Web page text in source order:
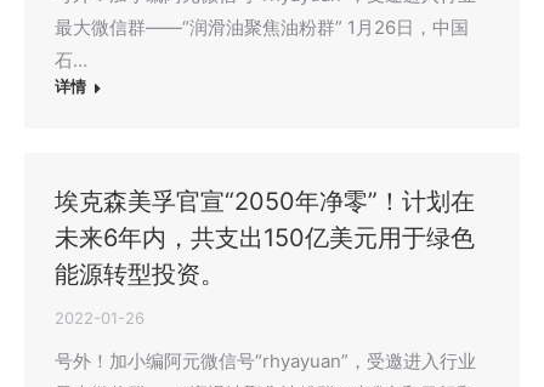
最大微信群——“润滑油聚焦油粉群” 1月26日，中国
石…
详情
埃克森美孚官宣“2050年净零”！计划在
未来6年内，共支出150亿美元用于绿色
能源转型投资。
2022-01-26
号外！加小编阿元微信号“rhyayuan”，受邀进入行业